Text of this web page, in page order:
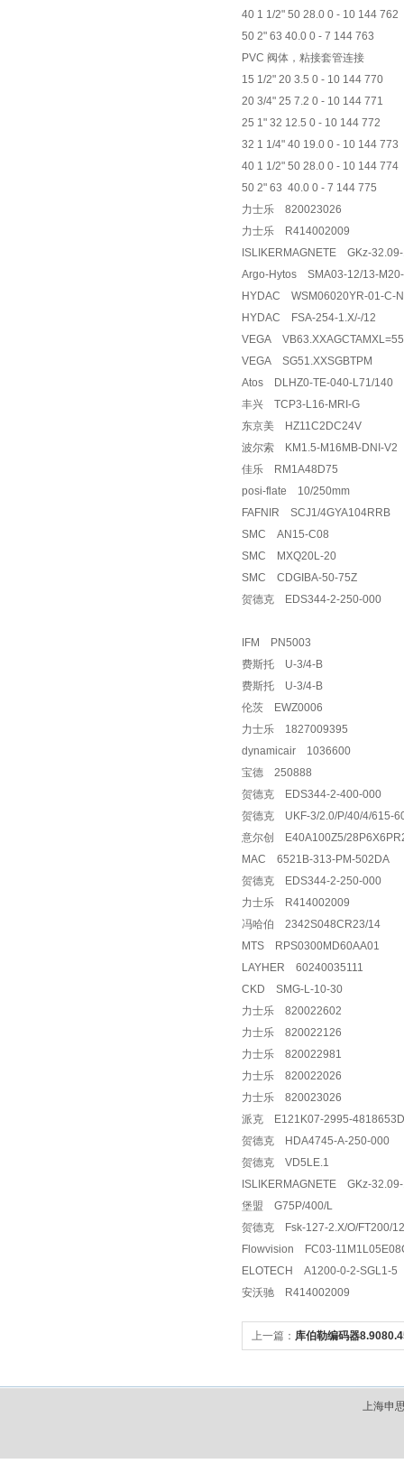
40 1 1/2" 50 28.0 0 - 10 144 762
50 2" 63 40.0 0 - 7 144 763
PVC 阀体，粘接套管连接
15 1/2" 20 3.5 0 - 10 144 770
20 3/4" 25 7.2 0 - 10 144 771
25 1" 32 12.5 0 - 10 144 772
32 1 1/4" 40 19.0 0 - 10 144 773
40 1 1/2" 50 28.0 0 - 10 144 774
50 2" 63 40.0 0 - 7 144 775
力士乐 820023026
力士乐 R414002009
ISLIKERMAGNETE GKz-
Argo-Hytos SMA03-12/13-
HYDAC WSM06020YR-01-
HYDAC FSA-254-1.X/-/12
VEGA
VEGA SG51.XXSGBTPM
Atos DLHZ0-TE-040-L71/140
丰兴 TCP3-L16-MRI-G
东京美 HZ11C2DC24V
波尔索 KM1.5-M16MB-DNI-
佳乐 RM1A48D75
posi-flate 10/250mm
FAFNIR SCJ1/4GYA104RRB
SMC AN15-C08
SMC MXQ20L-20
SMC CDGIBA-50-75Z
贺德克 EDS344-2-250-000
IFM PN5003
费斯托 U-3/4-B
费斯托 U-3/4-B
伦茨 EWZ0006
力士乐 1827009395
dynamicair 1036600
宝德 250888
贺德克 EDS344-2-400-000
贺德克 UKF-3/2.0/P/40/4/615-
意尔创 E40A100Z5/
MAC 6521B-313-PM-502DA
贺德克 EDS344-2-250-000
力士乐 R414002009
冯哈伯 2342S048CR23/14
MTS RPS0300MD60AA01
LAYHER 60240035111
CKD SMG-L-10-30
力士乐 820022602
力士乐 820022126
力士乐 820022981
力士乐 820022026
力士乐 820023026
派克 E121K07-2995-
贺德克 HDA4745-A-250-000
贺德克 VD5LE.1
ISLIKERMAGNETE GKz-
堡盟 G75P/400/L
贺德克 Fsk-127-2.X/O/
Flowvision FC03-
ELOTECH A1200-0-2-SGL1-
安沃驰 R414002009
上一篇： 库伯勒编码器
上海申